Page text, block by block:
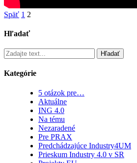
Späť 1 2
Hľadať
Hľadať
Kategórie
5 otázok pre…
Aktuálne
ING 4.0
Na tému
Nezaradené
Pre PRAX
Predchádzajúce Industry4UM
Prieskum Industry 4.0 v SR